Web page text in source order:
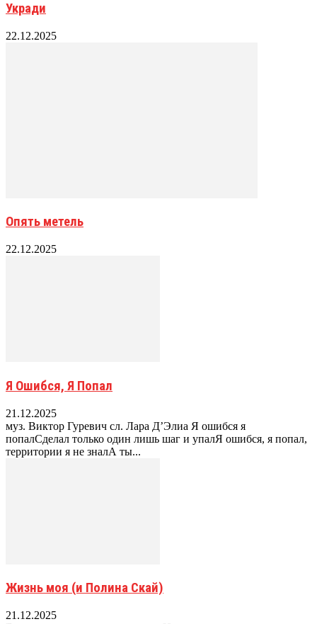
Укради
22.12.2025
Опять метель
22.12.2025
Я Ошибся, Я Попал
21.12.2025
муз. Виктор Гуревич сл. Лара Д’Элиа Я ошибся я
попалСделал только один лишь шаг и упалЯ ошибся, я попал,
территории я не зналА ты...
Жизнь моя (и Полина Скай)
21.12.2025